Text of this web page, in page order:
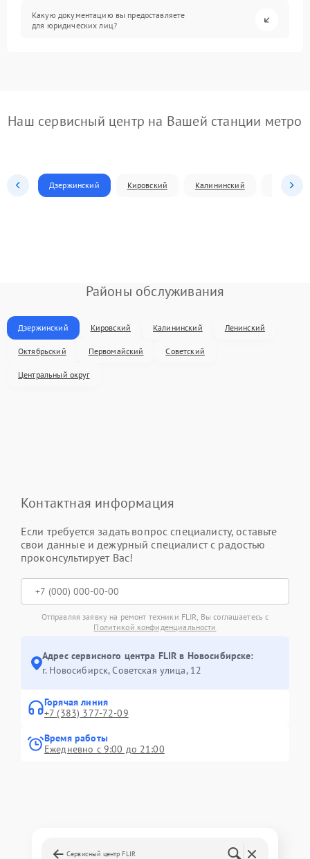
Какую документацию вы предоставляете
для юридических лиц?
Наш сервисный центр на Вашей станции метро
Дзержинский Кировский Калининский
Районы обслуживания
Дзержинский Кировский Калининский Ленинский
Октябрьский Первомайский Советский
Центральный округ
Контактная информация
Если требуется задать вопрос специалисту, оставьте
свои данные и дежурный специалист с радостью
проконсультирует Вас!
Отправляя заявку на ремонт техники FLIR, Вы соглашаетесь с
Политикой конфиденциальности
Адрес сервисного центра FLIR в Новосибирске:
г. Новосибирск, Советская улица, 12
Горячая линия
+7 (383) 377-72-09
Время работы
Ежедневно с 9:00 до 21:00
Сервисный центр FLIR